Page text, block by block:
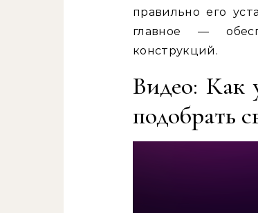
правильно его
главное —
конструкций.
Видео: Как
подобрать